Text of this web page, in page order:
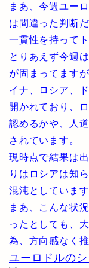
まあ、今週ユー
は間違った判断
一貫性を持って
とりあえず今週
が固まってます
イナ、ロシア、
開かれており、
認めるかや、人
されています。
現時点で結果は
りはロシアは知
混沌としています
まあ、こんな状
ったとしても、
為、方向感なく
ユーロドルのシ